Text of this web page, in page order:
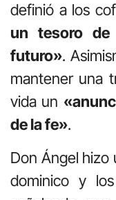
definió a los
un tesoro de
futuro».
mantener una
vida un
de la fe».
Don Ángel hizo
dominico y los